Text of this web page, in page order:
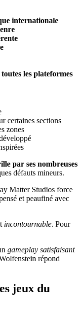
internationale
les plateformes
certaines sections
zones
par ses nombreuses
défauts mineurs.
Matter Studios force
et peaufiné avec
incontournable. Pour
gameplay satisfaisant
répond
jeux du